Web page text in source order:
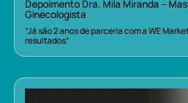
Depoimento Dra. Mila Miranda –
Ginecologista
“Já são 2 anos de parceria com a WE
resultados”